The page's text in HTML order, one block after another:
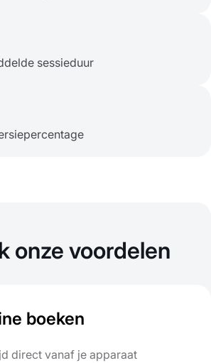
sessieduur
onze voordelen
boeken
direct vanaf je apparaat